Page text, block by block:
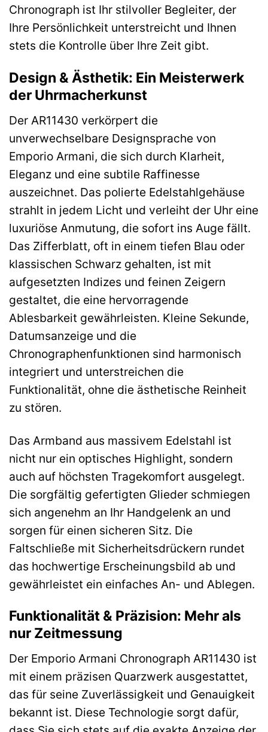
Chronograph ist Ihr stilvoller Begleiter, der
Ihre Persönlichkeit unterstreicht und Ihnen
stets die Kontrolle über Ihre Zeit gibt.
Design & Ästhetik: Ein Meisterwerk
der Uhrmacherkunst
Der AR11430 verkörpert die
unverwechselbare Designsprache von
Emporio Armani, die sich durch Klarheit,
Eleganz und eine subtile Raffinesse
auszeichnet. Das polierte Edelstahlgehäuse
strahlt in jedem Licht und verleiht der Uhr eine
luxuriöse Anmutung, die sofort ins Auge fällt.
Das Zifferblatt, oft in einem tiefen Blau oder
klassischen Schwarz gehalten, ist mit
aufgesetzten Indizes und feinen Zeigern
gestaltet, die eine hervorragende
Ablesbarkeit gewährleisten. Kleine Sekunde,
Datumsanzeige und die
Chronographenfunktionen sind harmonisch
integriert und unterstreichen die
Funktionalität, ohne die ästhetische Reinheit
zu stören.
Das Armband aus massivem Edelstahl ist
nicht nur ein optisches Highlight, sondern
auch auf höchsten Tragekomfort ausgelegt.
Die sorgfältig gefertigten Glieder schmiegen
sich angenehm an Ihr Handgelenk an und
sorgen für einen sicheren Sitz. Die
Faltschließe mit Sicherheitsdrückern rundet
das hochwertige Erscheinungsbild ab und
gewährleistet ein einfaches An- und Ablegen.
Funktionalität & Präzision: Mehr als
nur Zeitmessung
Der Emporio Armani Chronograph AR11430 ist
mit einem präzisen Quarzwerk ausgestattet,
das für seine Zuverlässigkeit und Genauigkeit
bekannt ist. Diese Technologie sorgt dafür,